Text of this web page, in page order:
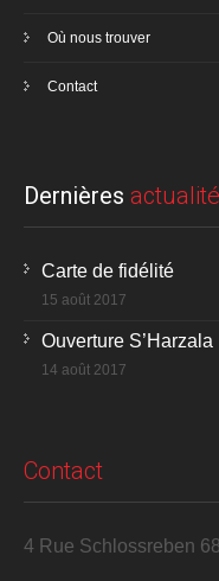
Où nous trouver
Contact
Dernières
Carte de fidélité
15 août 2017
Ouverture S’Harzala
14 août 2017
Contact
4 Rue Schlossreben